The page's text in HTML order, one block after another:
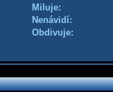
Miluje:
Nenávidí:
Obdivuje: